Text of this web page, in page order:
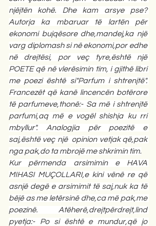
njëjtën kohë. Dhe kam arsye pse?
Autorja ka mbaruar të lartën për
ekonomi bujqësore dhe,mandej,ka një
varg diplomash si në ekonomi,por edhe
në drejtësi, por veç tyre,është një
POETE që në vlerësimin tim, i gjithë libri
me poezi është si"Parfum i shtrenjtë".
Francezët që kanë lincencën botërore
të parfumeve,thonë:- Sa më i shtrenjtë
parfumi,aq më e vogël shishja ku rri
mbyllur". Analogjia për poezitë e
saj,është veç një  opinion vetjak që,pak
nga pak,do ta mbrojë me shkrimin tim.
Kur përmenda arsimimin e HAVA
MIHASI MUÇOLLARI,e kini vënë re që
asnjë degë e arsimimit të saj,nuk ka të
bëjë as me letërsinë dhe,ca më pak,me
poezinë. Atëherë,drejtpërdrejt,lind
pyetja:- Po si është e mundur,që jo